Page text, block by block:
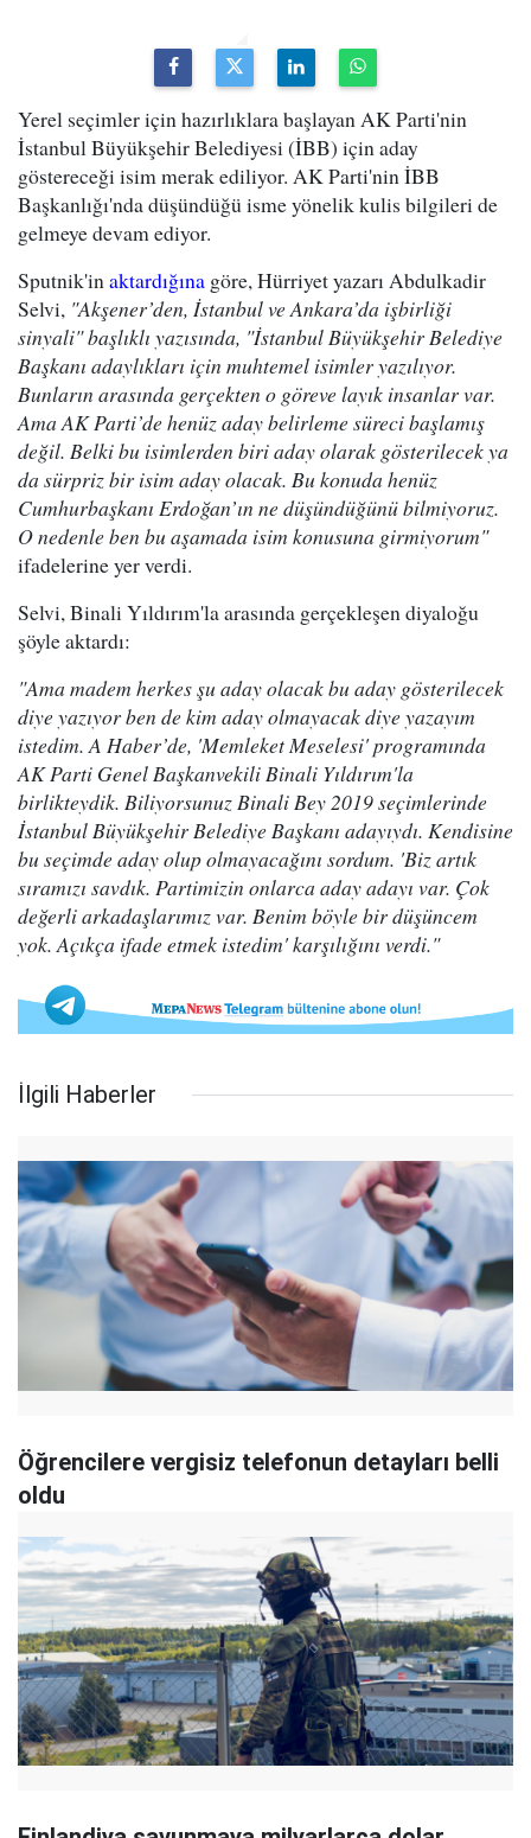
Yerel seçimler için hazırlıklara başlayan AK Parti'nin
İstanbul Büyükşehir Belediyesi (İBB) için aday
göstereceği isim merak ediliyor. AK Parti'nin İBB
Başkanlığı'nda düşündüğü isme yönelik kulis bilgileri de
gelmeye devam ediyor.
Sputnik'inaktardığına göre, Hürriyet yazarı Abdulkadir
Selvi, "Akşener’den, İstanbul ve Ankara’da işbirliği
sinyali" başlıklı yazısında, "İstanbul Büyükşehir Belediye
Başkanı adaylıkları için muhtemel isimler yazılıyor.
Bunların arasında gerçekten o göreve layık insanlar var.
Ama AK Parti’de henüz aday belirleme süreci başlamış
değil. Belki bu isimlerden biri aday olarak gösterilecek ya
da sürpriz bir isim aday olacak. Bu konuda henüz
Cumhurbaşkanı Erdoğan’ın ne düşündüğünü bilmiyoruz.
O nedenle ben bu aşamada isim konusuna girmiyorum"
ifadelerine yer verdi.
Selvi, Binali Yıldırım'la arasında gerçekleşen diyaloğu
şöyle aktardı:
"Ama madem herkes şu aday olacak bu aday gösterilecek
diye yazıyor ben de kim aday olmayacak diye yazayım
istedim. A Haber’de, 'Memleket Meselesi' programında
AK Parti Genel Başkanvekili Binali Yıldırım'la
birlikteydik. Biliyorsunuz Binali Bey 2019 seçimlerinde
İstanbul Büyükşehir Belediye Başkanı adayıydı. Kendisine
bu seçimde aday olup olmayacağını sordum. 'Biz artık
sıramızı savdık. Partimizin onlarca aday adayı var. Çok
değerli arkadaşlarımız var. Benim böyle bir düşüncem
yok. Açıkça ifade etmek istedim' karşılığını verdi."
İlgili Haberler
Öğrencilere vergisiz telefonun detayları belli
oldu